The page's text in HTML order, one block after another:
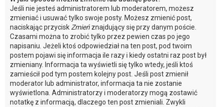
Jeśli nie jesteś administratorem lub moderatorem, możesz
zmieniać i usuwać tylko swoje posty. Możesz zmienić post,
naciskając przyciskZmieńznajdujący się przy danym poście.
Czasami można to zrobić tylko przez pewien czas po jego
napisaniu. Jeżeli ktoś odpowiedział na ten post, pod twoim
postem pojawi się informacja ile razy i kiedy ostatni raz post był
zmieniany. Informacja ta wyświetli się tylko wtedy, jeśli ktoś
zamieścił pod tym postem kolejny post. Jeśli post zmienił
moderator lub administrator, informacja ta nie zostanie
wyświetlona. Administratorzy i moderatorzy mogą zostawić
notatkę z informacją, dlaczego ten post zmieniali. Zwykli